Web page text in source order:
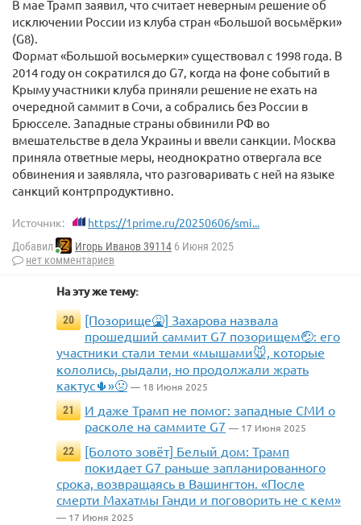
В мае Трамп заявил, что считает неверным решение об
исключении России из клуба стран «Большой восьмёрки»
(G8).
Формат «Большой восьмерки» существовал с 1998 года. В
2014 году он сократился до G7, когда на фоне событий в
Крыму участники клуба приняли решение не ехать на
очередной саммит в Сочи, а собрались без России в
Брюсселе. Западные страны обвинили РФ во
вмешательстве в дела Украины и ввели санкции. Москва
приняла ответные меры, неоднократно отвергала все
обвинения и заявляла, что разговаривать с ней на языке
санкций контрпродуктивно.
Источник: https://1prime.ru/20250606/smi...
Добавил Игорь Иванов 39114 6 Июня 2025
нет комментариев
На эту же тему:
20
[Позорище🤮] Захарова назвала
прошедший саммит G7 позорищем🤕: его
участники стали теми «мышами🐭, которые
кололись, рыдали, но продолжали жрать
кактус🌵»🤢 — 18 Июня 2025
21
И даже Трамп не помог: западные СМИ о
расколе на саммите G7 — 17 Июня 2025
22
[Болото зовёт] Белый дом: Трамп
покидает G7 раньше запланированного
срока, возвращаясь в Вашингтон. «После
смерти Махатмы Ганди и поговорить не с кем»
— 17 Июня 2025